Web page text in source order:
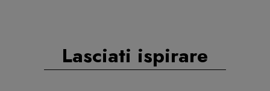
Lasciati ispirare